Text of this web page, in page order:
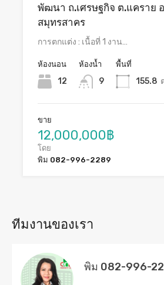
พัฒนา ถ.เศรษฐกิจ ต.แคราย
สมุทรสาคร
การตกแต่ง : เนื้อที่ 1 งาน…
ห้องนอน
12
ห้องน้ำ
9
พื้นที่
155.8
ขาย
12,000,000฿
โดย
พิม 082-996-2289
ทีมงานของเรา
พิม 082-996-